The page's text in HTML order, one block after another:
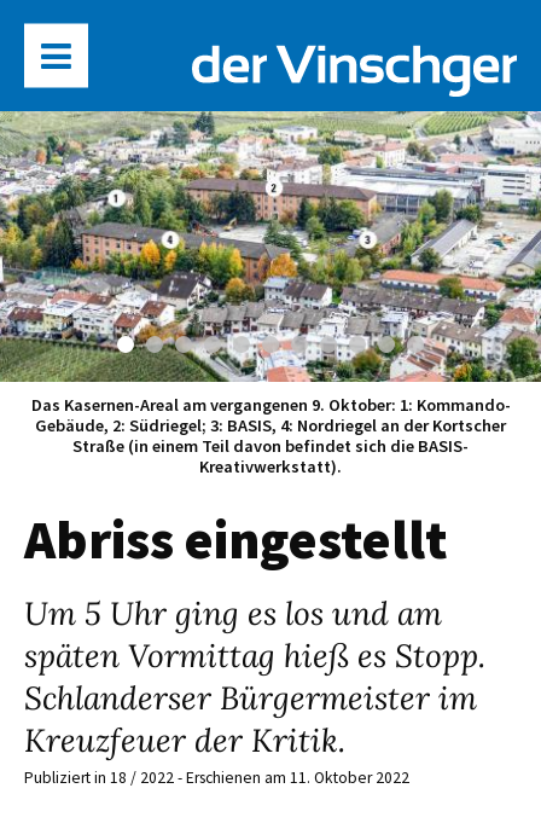
Abriss eingestellt
Um 5 Uhr ging es los und am
späten Vormittag hieß es Stopp.
Schlanderser Bürgermeister im
Kreuzfeuer der Kritik.
Publiziert in 18 / 2022 - Erschienen am 11. Oktober 2022